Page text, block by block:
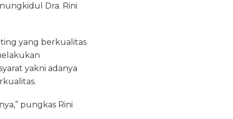
Dra. Rini
yang berkualitas
yakni adanya
pungkas Rini